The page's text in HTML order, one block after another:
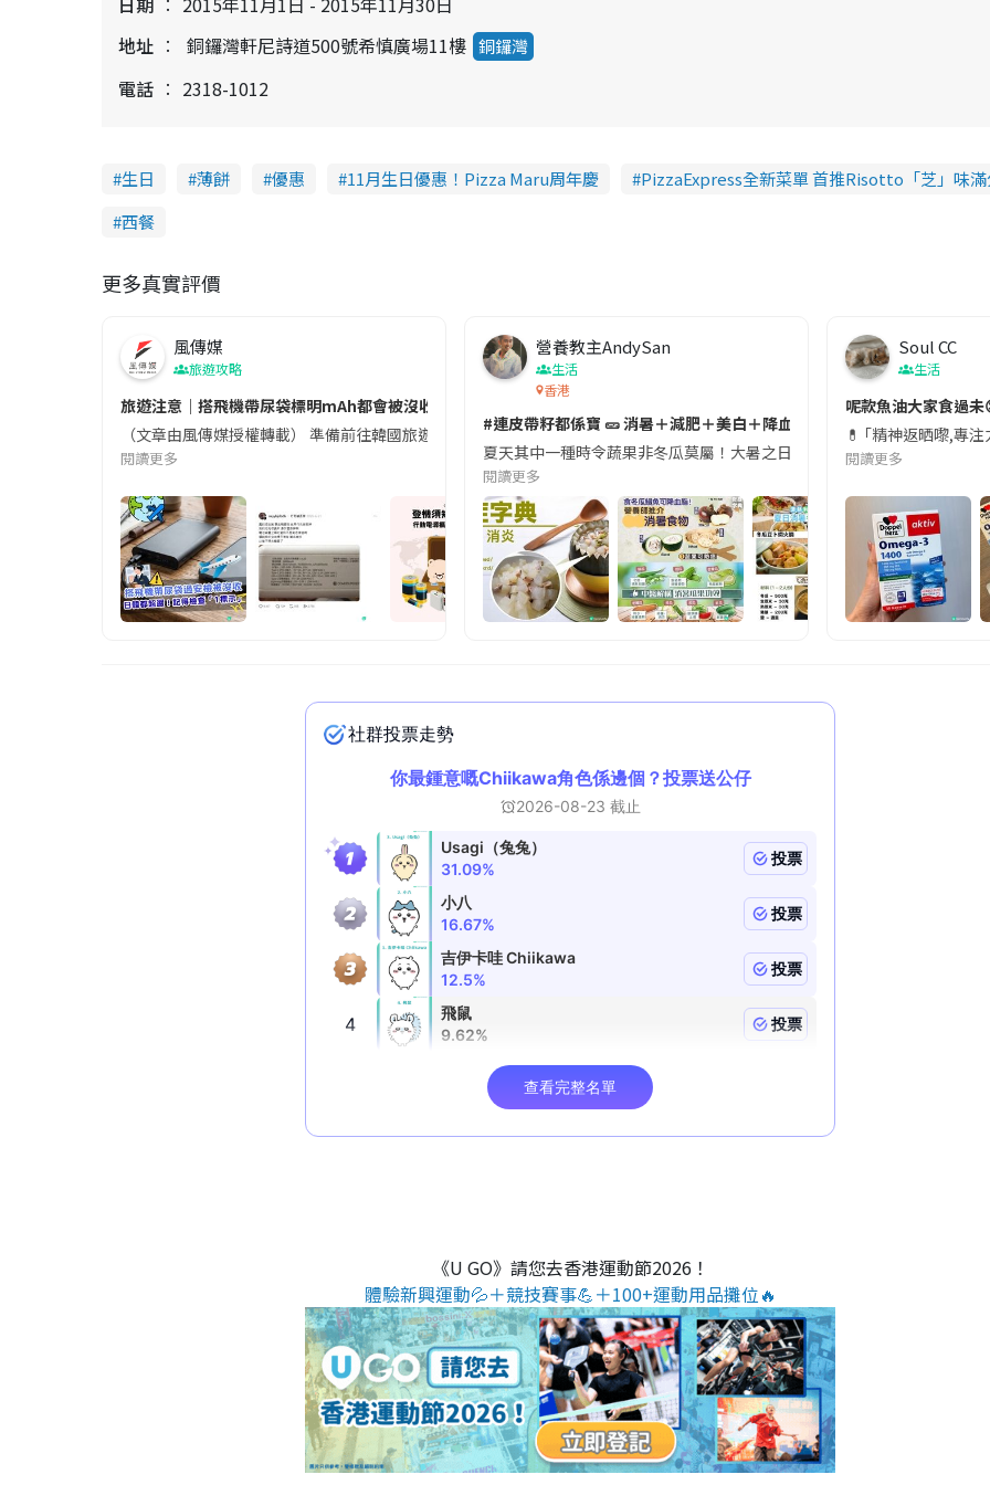
地址
銅鑼灣軒尼詩道500號希慎廣場11樓 銅鑼灣
電話 2318-1012
生日 薄餅 優惠 11月生日優惠！Pizza Maru周年慶
PizzaExpress全新菜單 首推Risotto「芝」味
西餐
更多真實評價
風傳媒
旅遊攻略
旅遊注意｜搭飛機帶尿袋標明mAh都會被沒收😱出發前切記檢查「1標示」🚨
（文章由風傳媒授權轉載） 準備前往韓國旅遊的民眾，近期要特別留意隨身行李中的行動電源。一名旅客日前在機場安檢
閱讀更多
營養教主AndySan
生活
香港
#連皮帶籽都係寶 🥒 消暑＋減肥＋美白＋降血脂
夏天其中一種時令蔬果非冬瓜莫屬！大暑之日，點都要飲碗冬瓜湯消暑
閱讀更多
Soul CC
生活
呢款魚油大家食過未
💊 ｢精神返晒嚟,專
閱讀更多
《U GO》請您去香港運動節2026！
體驗新興運動💦＋競技賽事💪＋100+運動用品攤位🔥